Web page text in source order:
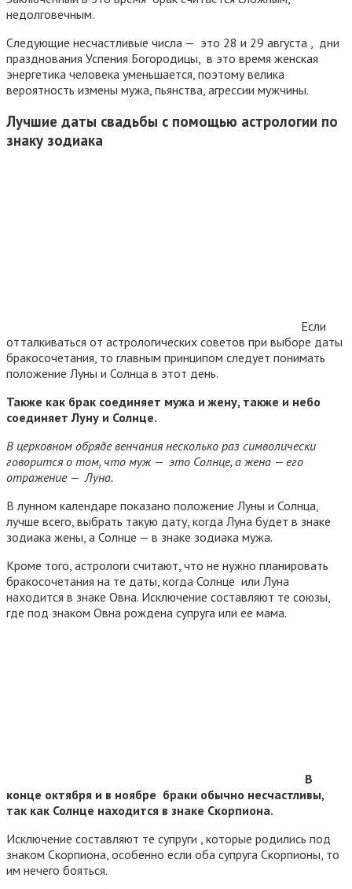
недолговечным.
Следующие несчастливые числа — это 28 и 29 августа , дни
празднования Успения Богородицы, в это время женская
энергетика человека уменьшается, поэтому велика
вероятность измены мужа, пьянства, агрессии мужчины.
Лучшие даты свадьбы с помощью астрологии по
знаку зодиака
Если
отталкиваться от астрологических советов при выборе даты
бракосочетания, то главным принципом следует понимать
положение Луны и Солнца в этот день.
Также как брак соединяет мужа и жену, также и небо
соединяет Луну и Солнце.
В церковном обряде венчания несколько раз символически
говорится о том, что муж — это Солнце, а жена — его
отражение — Луна.
В лунном календаре показано положение Луны и Солнца,
лучше всего, выбрать такую дату, когда Луна будет в знаке
зодиака жены, а Солнце — в знаке зодиака мужа.
Кроме того, астрологи считают, что не нужно планировать
бракосочетания на те даты, когда Солнце или Луна
находится в знаке Овна. Исключение составляют те союзы,
где под знаком Овна рождена супруга или ее мама.
В
конце октября и в ноябре браки обычно несчастливы,
так как Солнце находится в знаке Скорпиона.
Исключение составляют те супруги , которые родились под
знаком Скорпиона, особенно если оба супруга Скорпионы, то
им нечего бояться.